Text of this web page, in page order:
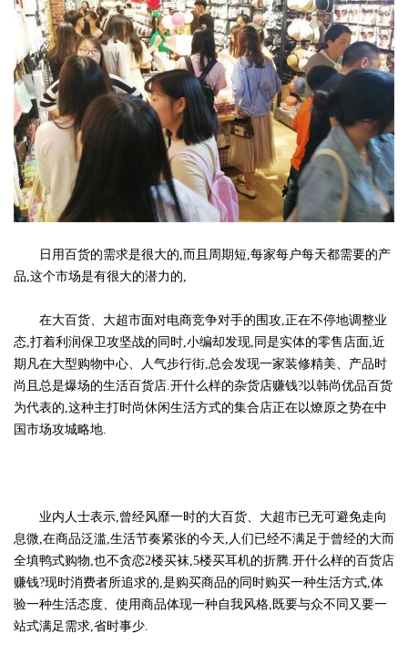
日用百货的需求是很大的,而且周期短,每家每户每天都需要的产
品,这个市场是有很大的潜力的,
在大百货、大超市面对电商竞争对手的围攻,正在不停地调整业
态,打着利润保卫攻坚战的同时,小编却发现,同是实体的零售店面,近
期凡在大型购物中心、人气步行街,总会发现一家装修精美、产品时
尚且总是爆场的生活百货店.开什么样的杂货店赚钱?以韩尚优品百货
为代表的,这种主打时尚休闲生活方式的集合店正在以燎原之势在中
国市场攻城略地.
业内人士表示,曾经风靡一时的大百货、大超市已无可避免走向
息微,在商品泛滥,生活节奏紧张的今天,人们已经不满足于曾经的大而
全填鸭式购物,也不贪恋2楼买袜,5楼买耳机的折腾.开什么样的百货店
赚钱?现时消费者所追求的,是购买商品的同时购买一种生活方式,体
验一种生活态度、使用商品体现一种自我风格,既要与众不同又要一
站式满足需求,省时事少.